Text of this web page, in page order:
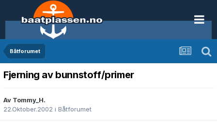
Båtforumet
Fjerning av bunnstoff/primer
Av Tommy_H.
22.Oktober.2002 i Båtforumet